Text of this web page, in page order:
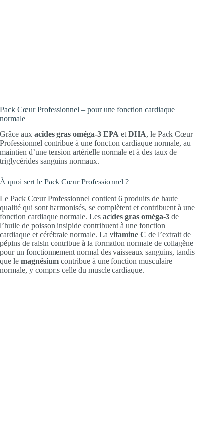
Pack Cœur Professionnel – pour une fonction cardiaque
normale
Grâce aux acides gras oméga-3 EPA et DHA, le Pack Cœur
Professionnel contribue à une fonction cardiaque normale, au
maintien d’une tension artérielle normale et à des taux de
triglycérides sanguins normaux.
À quoi sert le Pack Cœur Professionnel ?
Le Pack Cœur Professionnel contient 6 produits de haute
qualité qui sont harmonisés, se complètent et contribuent à une
fonction cardiaque normale. Les acides gras oméga-3 de
l’huile de poisson insipide contribuent à une fonction
cardiaque et cérébrale normale. La vitamine C de l’extrait de
pépins de raisin contribue à la formation normale de collagène
pour un fonctionnement normal des vaisseaux sanguins, tandis
que le magnésium contribue à une fonction musculaire
normale, y compris celle du muscle cardiaque.